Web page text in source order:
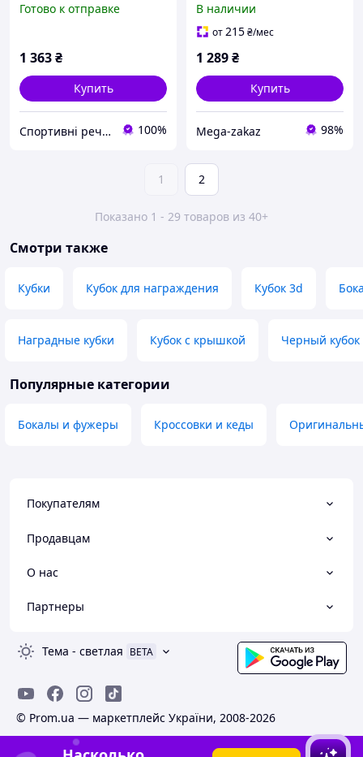
золотой
Готово к отправке
1 363₴
Купить
Спортивні речі | Все для спорта и фитнеса 100%
4060B высота 45 см Gold
В наличии
от215₴/мес
1 289₴
Купить
Mega-zakaz 98%
1 2
Показано 1 - 29 товаров из 40+
Смотри также
Кубки Кубок для награждения Кубок 3d
Наградные кубки Кубок с крышкой Черный кубок
Популярные категории
Бокалы и фужеры Кроссовки и кеды
Покупателям
Продавцам
О нас
Партнеры
Тема - светлая BETA
© Prom.ua — маркетплейс України, 2008-2026